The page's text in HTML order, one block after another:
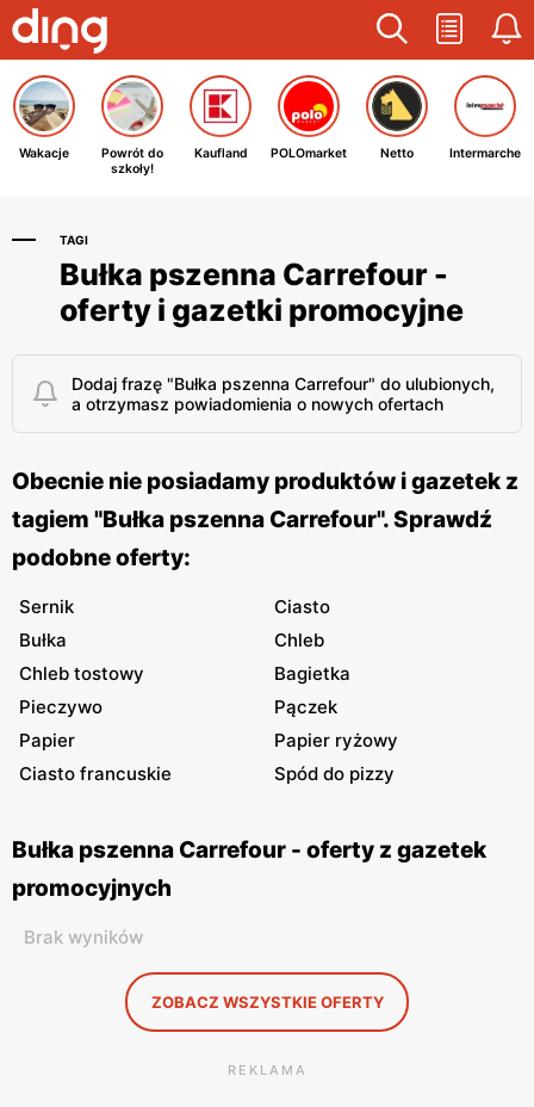
Wakacje
Powrót do
szkoły!
Kaufland POLOmarket Netto Intermarche
TAGI
Bułka pszenna Carrefour -
oferty i gazetki promocyjne
Dodaj frazę "Bułka pszenna Carrefour" do ulubionych,
a otrzymasz powiadomienia o nowych ofertach
Obecnie nie posiadamy produktów i gazetek z
tagiem "Bułka pszenna Carrefour". Sprawdź
podobne oferty:
Sernik
Ciasto
Bułka
Chleb
Chleb tostowy
Bagietka
Pieczywo
Pączek
Papier
Papier ryżowy
Ciasto francuskie
Spód do pizzy
Bułka pszenna Carrefour - oferty z gazetek
promocyjnych
Brak wyników
ZOBACZ WSZYSTKIE OFERTY
REKLAMA